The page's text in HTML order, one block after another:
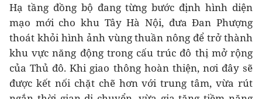
Hạ tầng đồng bộ đang từng bước định hình diện
mạo mới cho khu Tây Hà Nội, đưa Đan Phượng
thoát khỏi hình ảnh vùng thuần nông để trở thành
khu vực năng động trong cấu trúc đô thị mở rộng
của Thủ đô. Khi giao thông hoàn thiện, nơi đây sẽ
được kết nối chặt chẽ hơn với trung tâm, vừa rút